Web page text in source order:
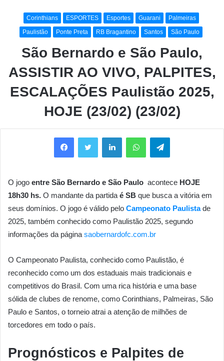
Corinthians ESPORTES Esportes Guarani
Palmeiras
Paulistão
Ponte Preta RB Bragantino Santos São Paulo
São Bernardo e São Paulo,
ASSISTIR AO VIVO, PALPITES,
ESCALAÇÕES Paulistão 2025,
HOJE (23/02) (23/02)
FacebookTwitter LinkedinWhatsAppTelegram
O jogo entre São Bernardo e São Paulo acontece HOJE
18h30 hs. O mandante da partida é SB que busca a vitória em
seus domínios. O jogo é válido pelo Campeonato Paulista de
2025, também conhecido como Paulistão 2025, segundo
informações da página saobernardofc.com.br
O Campeonato Paulista, conhecido como Paulistão, é
reconhecido como um dos estaduais mais tradicionais e
competitivos do Brasil. Com uma rica história e uma base
sólida de clubes de renome, como Corinthians, Palmeiras, São
Paulo e Santos, o torneio atrai a atenção de milhões de
torcedores em todo o país.
Prognósticos e Palpites de